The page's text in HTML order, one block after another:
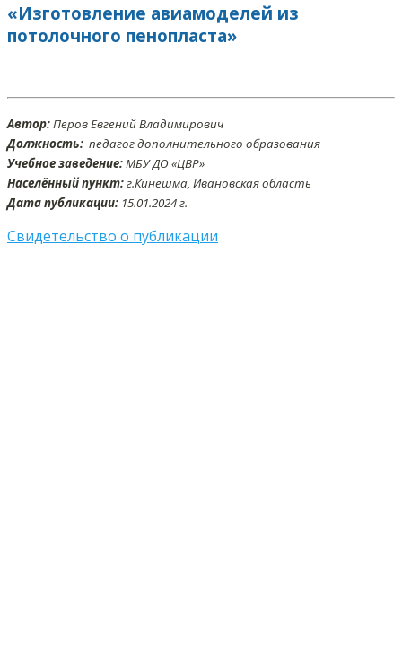
«Изготовление авиамоделей из
потолочного пенопласта»
Автор:Перов Евгений Владимирович
Должность: педагог дополнительного образования
Учебное заведение:МБУ ДО «ЦВР»
Населённый пункт:г.Кинешма, Ивановская область
Дата публикации: 15.01.2024 г.
Свидетельство о публикации